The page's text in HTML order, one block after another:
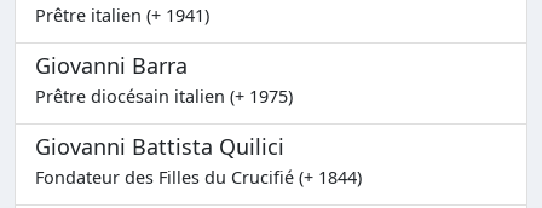
Prêtre italien (+ 1941)
Giovanni Barra
Prêtre diocésain italien (+ 1975)
Giovanni Battista Quilici
Fondateur des Filles du Crucifié (+ 1844)